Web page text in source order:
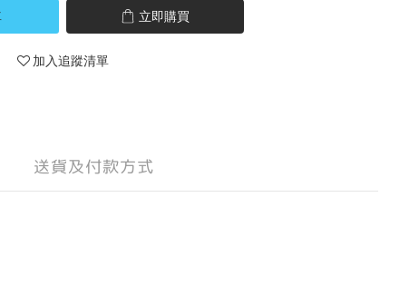
立即購買
加入追蹤清單
送貨及付款方式